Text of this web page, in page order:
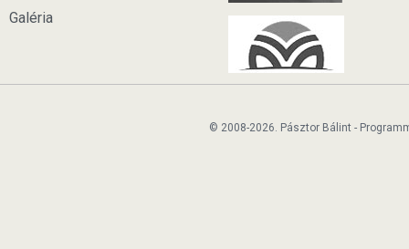
Galéria
© 2008-2026. Pásztor Bálint -